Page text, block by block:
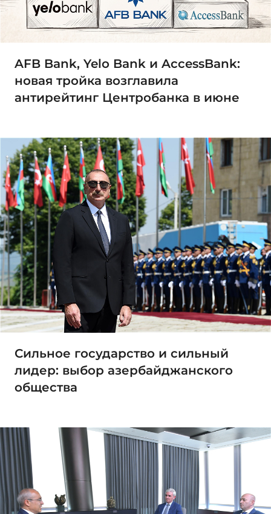
AFB Bank, Yelo Bank и AccessBank:
новая тройка возглавила
антирейтинг Центробанка в июне
Сильное государство и сильный
лидер: выбор азербайджанского
общества